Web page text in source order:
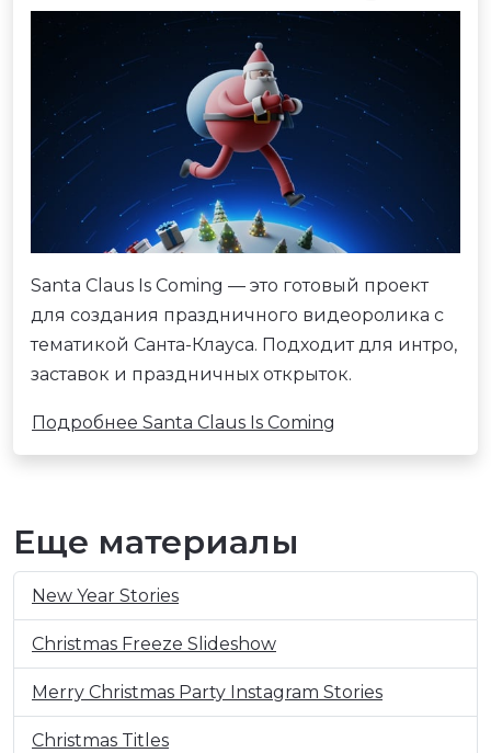
Santa Claus Is Coming — это готовый проект
для создания праздничного видеоролика с
тематикой Санта-Клауса. Подходит для интро,
заставок и праздничных открыток.
Подробнее Santa Claus Is Coming
Еще материалы
New Year Stories
Christmas Freeze Slideshow
Merry Christmas Party Instagram Stories
Christmas Titles